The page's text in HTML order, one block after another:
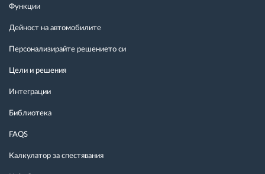
Функции
Дейност на автомобилите
Персонализирайте решението си
Цели и решения
Интеграции
Библиотека
FAQS
Калкулатор за спестявания